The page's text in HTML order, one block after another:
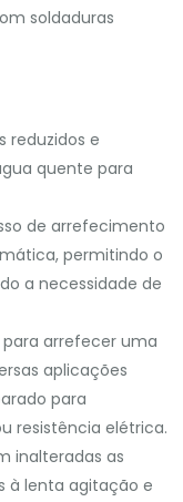
soldaduras
reduzidos e
quente para
de arrefecimento
permitindo o
a necessidade de
arrefecer uma
aplicações
para
resistência elétrica.
inalteradas as
à lenta agitação e